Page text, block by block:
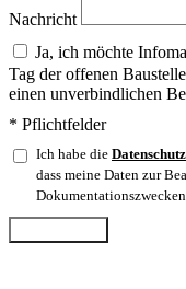
Nachricht
Ja, ich möchte
Tag der offenen
einen unverbindlichen
* Pflichtfelder
Ich habe die
dass meine Daten zur